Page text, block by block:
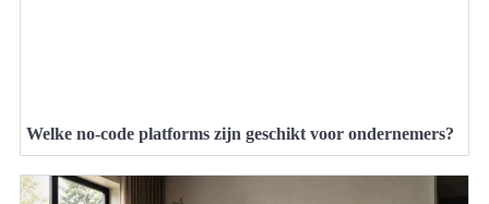
Welke no-code platforms zijn geschikt voor ondernemers?